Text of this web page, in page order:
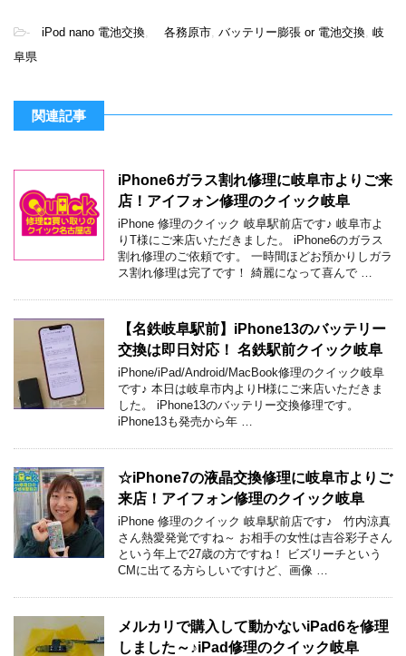
- iPod nano 電池交換 各務原市 バッテリー膨張 or 電池交換 岐
阜県
関連記事
iPhone6ガラス割れ修理に岐阜市よりご来
店！アイフォン修理のクイック岐阜
iPhone 修理のクイック 岐阜駅前店です♪ 岐阜市よ
りT様にご来店いただきました。 iPhone6のガラス
割れ修理のご依頼です。 一時間ほどお預かりしガラ
ス割れ修理は完了です！ 綺麗になって喜んで …
【名鉄岐阜駅前】iPhone13のバッテリー
交換は即日対応！ 名鉄駅前クイック岐阜
iPhone/iPad/Android/MacBook修理のクイック岐阜
です♪ 本日は岐阜市内よりH様にご来店いただきま
した。 iPhone13のバッテリー交換修理です。
iPhone13も発売から年 …
☆iPhone7の液晶交換修理に岐阜市よりご
来店！アイフォン修理のクイック岐阜
iPhone 修理のクイック 岐阜駅前店です♪ 竹内涼真
さん熱愛発覚ですね～ お相手の女性は吉谷彩子さん
という年上で27歳の方ですね！ ビズリーチという
CMに出てる方らしいですけど、画像 …
メルカリで購入して動かないiPad6を修理
しました～♪iPad修理のクイック岐阜